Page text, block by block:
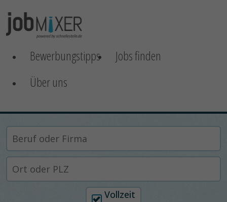
Bewerbungstipps
Jobs finden
Über uns
Arbeitszeit auswählen
Vollzeit